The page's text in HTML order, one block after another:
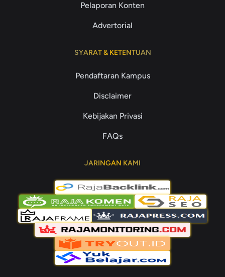
Pelaporan Konten
Advertorial
SYARAT & KETENTUAN
Pendaftaran Kampus
Disclaimer
Kebijakan Privasi
FAQs
JARINGAN KAMI